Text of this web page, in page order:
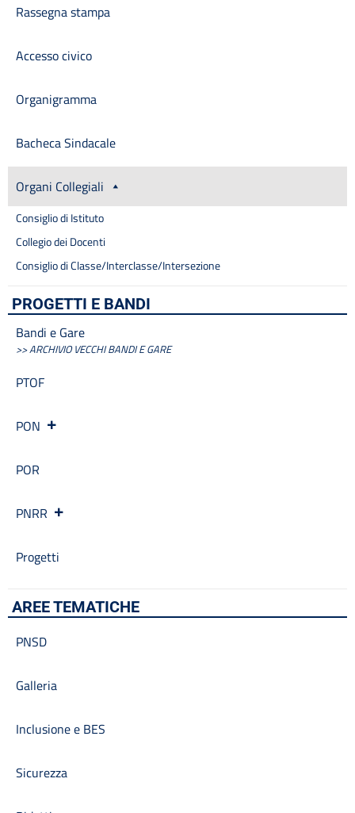
Rassegna stampa
Accesso civico
Organigramma
Bacheca Sindacale
Organi Collegiali
Consiglio di Istituto
Collegio dei Docenti
Consiglio di Classe/Interclasse/Intersezione
PROGETTI E BANDI
Bandi e Gare
>> ARCHIVIO VECCHI BANDI E GARE
PTOF
PON
POR
PNRR
Progetti
AREE TEMATICHE
PNSD
Galleria
Inclusione e BES
Sicurezza